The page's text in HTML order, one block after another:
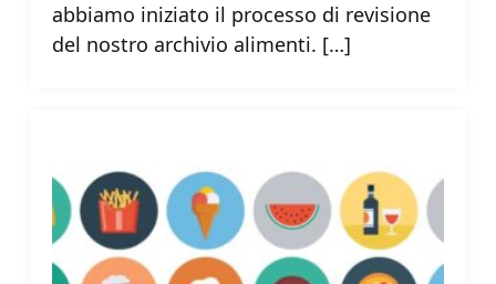
abbiamo iniziato il processo di revisione
del nostro archivio alimenti. […]